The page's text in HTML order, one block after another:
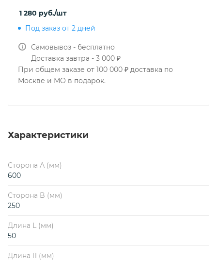
1 280 руб./шт
Под заказ от 2 дней
Самовывоз - бесплатно
Доставка завтра - 3 000 ₽
При общем заказе от 100 000 ₽ доставка по
Москве и МО в подарок.
Характеристики
Сторона А (мм)
600
Сторона B (мм)
250
Длина L (мм)
50
Длина l1 (мм)